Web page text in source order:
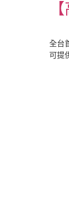
全台
可提